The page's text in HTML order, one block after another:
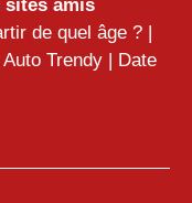
sites amis
de quel âge ? |
Auto Trendy | Date